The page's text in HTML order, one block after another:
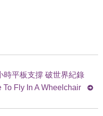
時平板支撐 破世界紀錄
To Fly In A Wheelchair